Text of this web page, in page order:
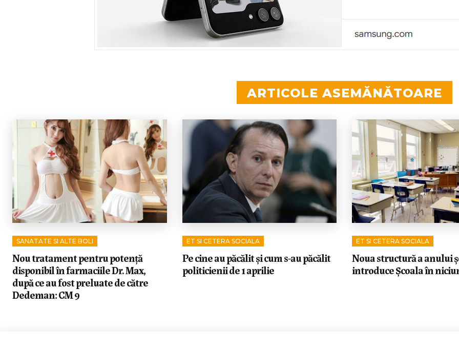
ARTICOLE ASEMĂNĂTOARE
SANATATE SI ALTE BOLI
Nou tratament pentru potență
disponibil în farmaciile Dr. Max,
după ce au fost preluate de către
Dedeman: CM 9
ET SI CETERA SOCIALA
Pe cine au păcălit și cum s-au păcălit
politicienii de 1 aprilie
ET SI CETERA SOCIALA
Noua structură a anului
introduce Școala în